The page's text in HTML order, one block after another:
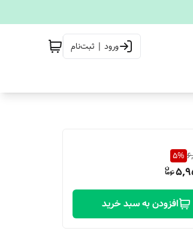
ورود | ثبت‌نام
5%
افزودن به سبد خرید